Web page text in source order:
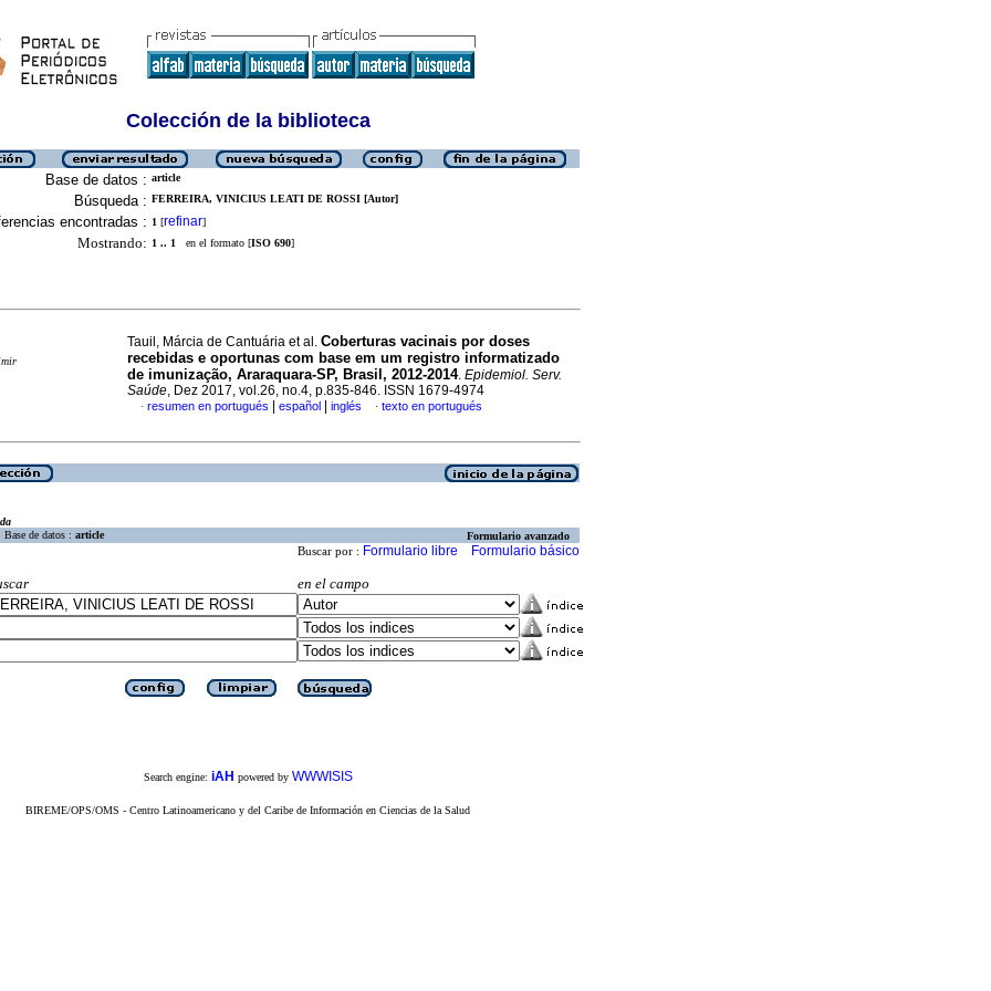
Colección de la biblioteca
Base de datos : article
Búsqueda : FERREIRA, VINICIUS LEATI DE ROSSI [Autor]
encontradas : 1 [refinar]
Mostrando: 1 .. 1 en el formato [ISO 690]
Tauil, Márcia de Cantuária et al. Coberturas vacinais por doses
recebidas e oportunas com base em um registro informatizado
de imunização, Araraquara-SP, Brasil, 2012-2014. Epidemiol. Serv.
Saúde, Dez 2017, vol.26, no.4, p.835-846. ISSN 1679-4974
· resumen en portugués español inglés · texto en portugués
Base de datos : article Formulario avanzado
Buscar por : Formulario libre Formulario básico
en el campo
Search engine: iAH powered by WWWISIS
BIREME/OPS/OMS - Centro Latinoamericano y del Caribe de Información en Ciencias de la Salud